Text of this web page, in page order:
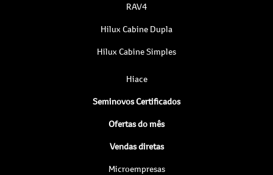
RAV4
Hilux Cabine Dupla
Hilux Cabine Simples
Hiace
Seminovos Certificados
Ofertas do mês
Vendas diretas
Microempresas